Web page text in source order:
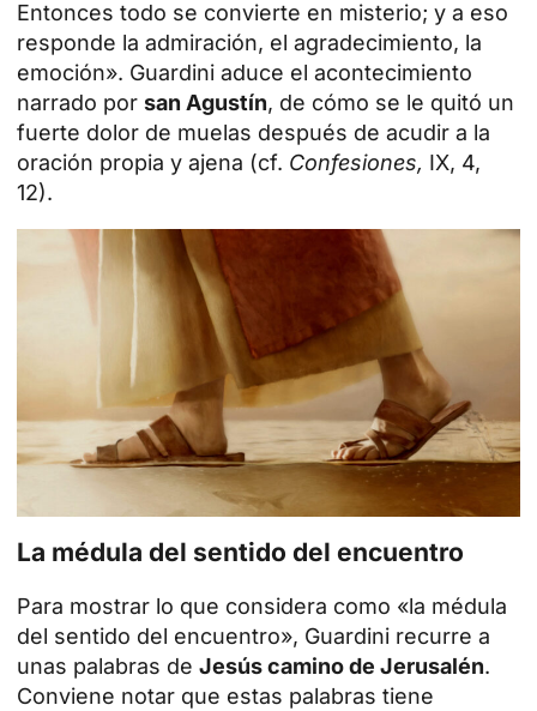
Entonces todo se convierte en misterio; y a eso
responde la admiración, el agradecimiento, la
emoción». Guardini aduce el acontecimiento
narrado por san Agustín, de cómo se le quitó un
fuerte dolor de muelas después de acudir a la
oración propia y ajena (cf. Confesiones, IX, 4,
12).
La médula del sentido del encuentro
Para mostrar lo que considera como «la médula
del sentido del encuentro», Guardini recurre a
unas palabras de Jesús camino de Jerusalén.
Conviene notar que estas palabras tiene